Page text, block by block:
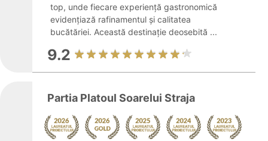
top, unde fiecare experiență gastronomică
evidențiază rafinamentul și calitatea
bucătăriei. Această destinație deosebită ...
9.2
Partia Platoul Soarelui Straja